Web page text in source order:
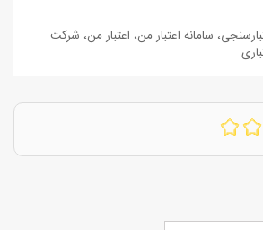
، سامانه اعتبار من، اعتبار من، شرکت